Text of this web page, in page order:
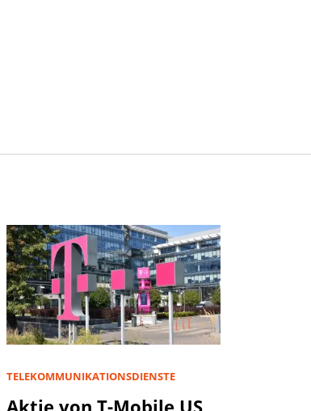
TELEKOMMUNIKATIONSDIENSTE
Aktie von T-Mobile US